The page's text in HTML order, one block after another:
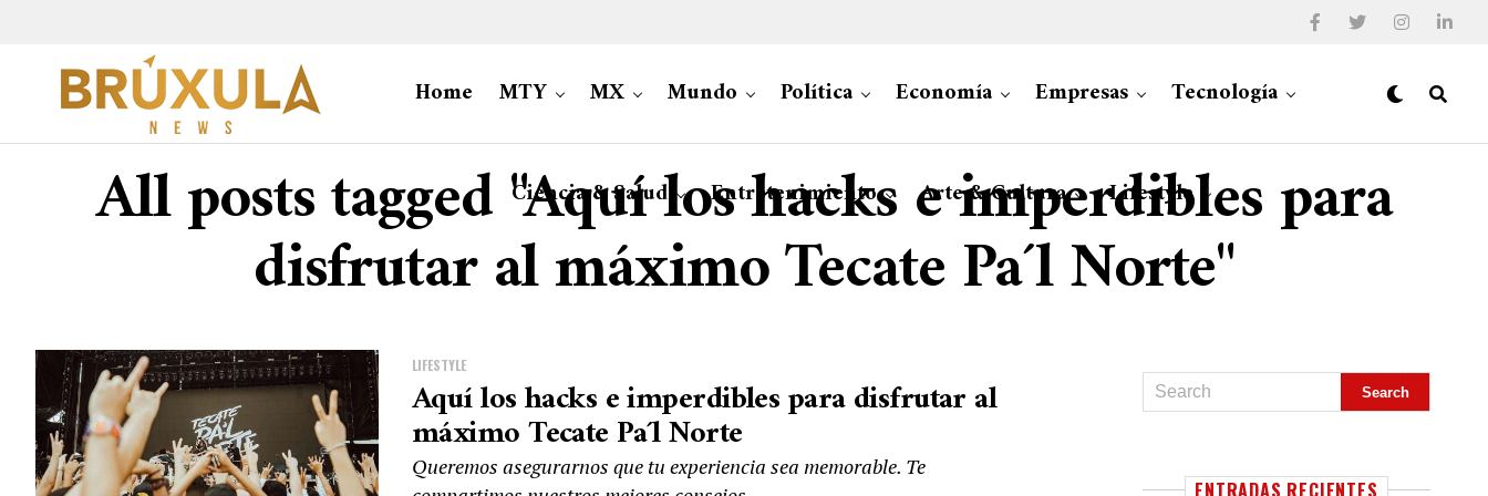
Home MTY MX Mundo Política Economía Empresas Tecnología
Ciencia & Salud Entretenimiento Arte & Cultura Lifestyle
All posts tagged "Aquí los hacks e imperdibles para
disfrutar al máximo Tecate Pa´l Norte"
LIFESTYLE
Aquí los hacks e imperdibles para disfrutar al
máximo Tecate Pa´l Norte
Queremos asegurarnos que tu experiencia sea memorable. Te
ENTRADAS RECIENTES